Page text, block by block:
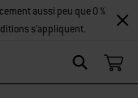
Search
aussi peu que 0 %
s’appliquent.